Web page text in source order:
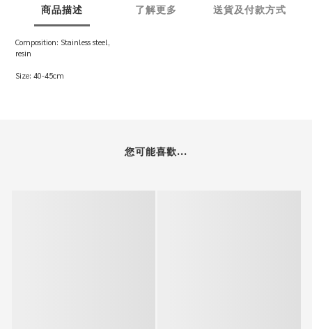
商品描述 了解更多 送貨及付款方式
Composition: Stainless steel,
resin
Size: 40-45cm
您可能喜歡...